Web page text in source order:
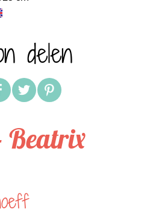
delen
Beatrix